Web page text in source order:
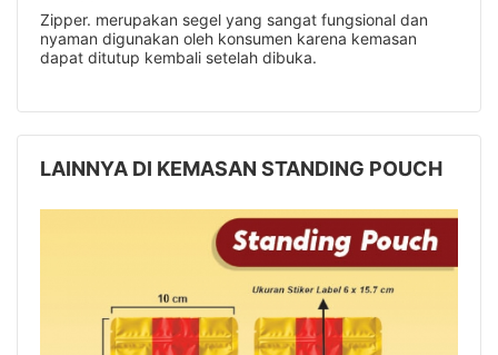
Zipper. merupakan segel yang sangat fungsional dan
nyaman digunakan oleh konsumen karena kemasan
dapat ditutup kembali setelah dibuka.
LAINNYA DI KEMASAN STANDING POUCH